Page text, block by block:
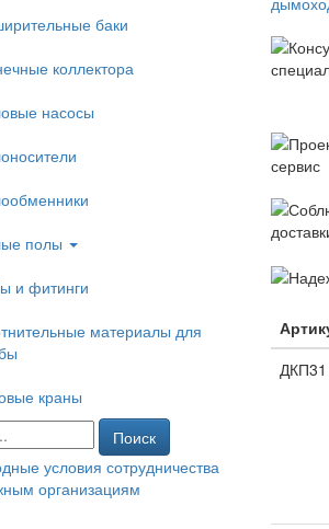
баки
коллектора
насосы
полы
и фитинги
материалы для
краны
Поиск